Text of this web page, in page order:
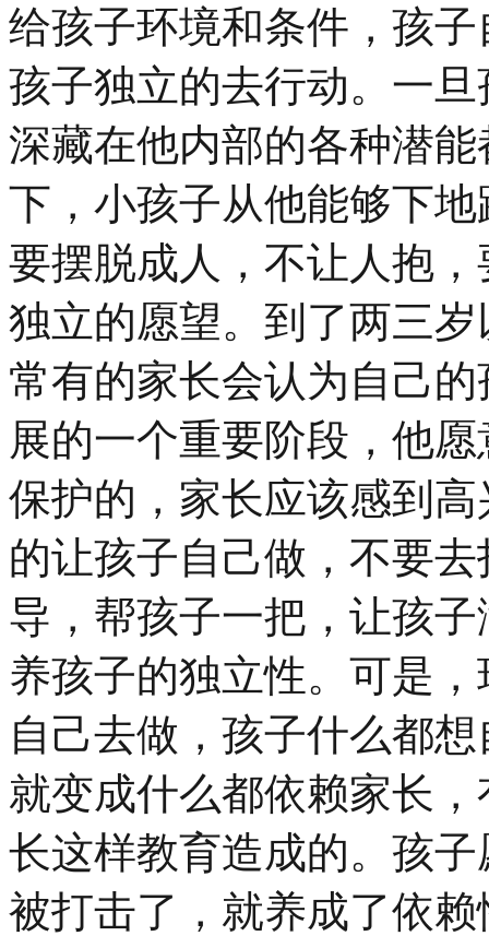
给孩子环境和条件，孩
孩子独立的去行动。一
深藏在他内部的各种潜
下，小孩子从他能够下
要摆脱成人，不让人抱
独立的愿望。到了两三
常有的家长会认为自己
展的一个重要阶段，他
保护的，家长应该感到
的让孩子自己做，不要
导，帮孩子一把，让孩
养孩子的独立性。可是
自己去做，孩子什么都
就变成什么都依赖家长
长这样教育造成的。孩
被打击了，就养成了依